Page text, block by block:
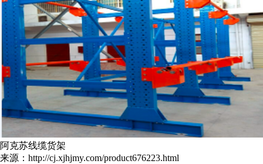
阿克苏线缆货架
来源：http://cj.xjhjmy.com/product676223.html